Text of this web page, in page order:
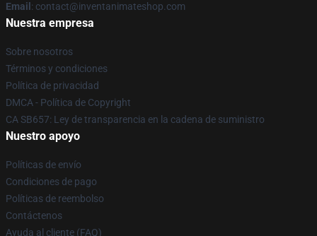
Email : contact@inventanimateshop.com
Nuestra empresa
Sobre nosotros
Términos y condiciones
Política de privacidad
DMCA - Política de Copyright
CA SB657: Ley de transparencia en la cadena de suministro
Nuestro apoyo
Políticas de envío
Condiciones de pago
Políticas de reembolso
Contáctenos
Ayuda al cliente (FAQ)